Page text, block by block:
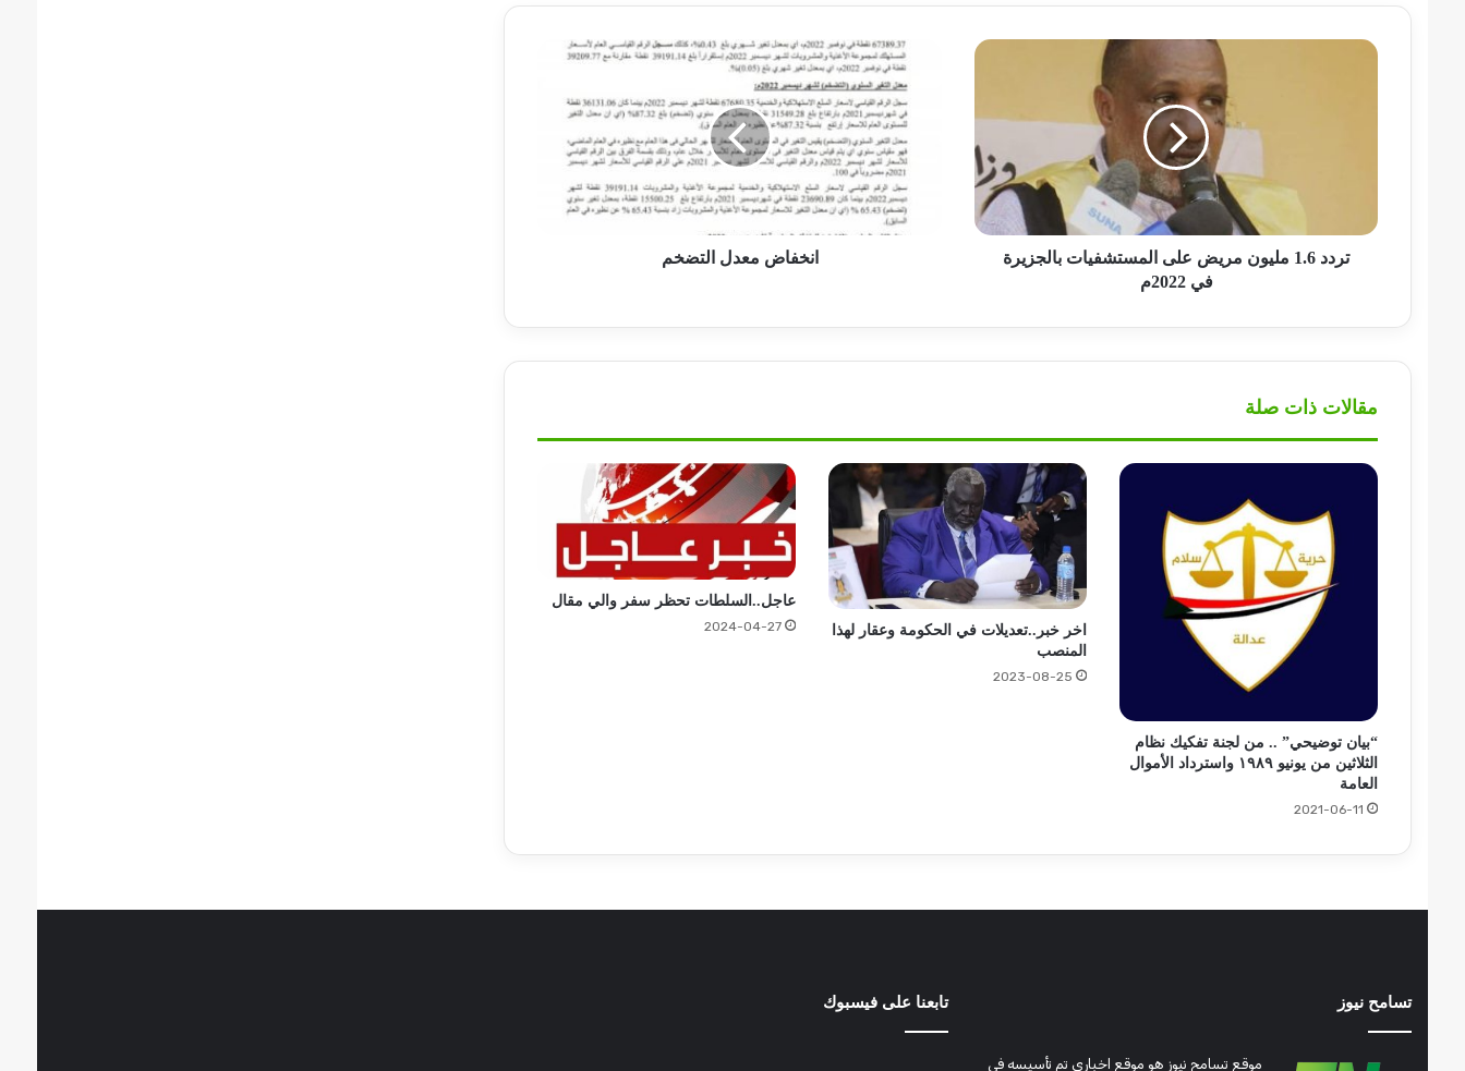
توسّع جسور الوطن وتكتب فصلاً جديداً في
خدمة السودانيين
كاكا يضيق الخناق على المعارضة بسبب
السودان !!
ياخبر.. حميدتي يدير اجتماعاته من (البدروم) ..
ما القصة!!
الكشف عن تفاهمات بين البرهان وقوى سياسية
حول حوار شامل بالسودان
وزير الدولة بالمالية يطلق بشريات !!
إعمار السودان
تردد
2022م
تردد 1.6 مليون مريض على المستشفيات بالجزيرة
في 2022م
انخفاض
التضخم
انخفاض معدل التضخم
مقالات ذات صلة
“بيان توضيحي” .. من لجنة تفكيك نظام
الثلاثين من يونيو ١٩٨٩ واسترداد الأموال
العامة
2021-06-11
اخر خبر..تعديلات في الحكومة وعقار لهذا
المنصب
2023-08-25
عاجل..السلطات تحظر سفر والي مقال
2024-04-27
تسامح نيوز
موقع تسامح نيوز هو موقع اخباري تم تأسيسه في
تابعنا على فيسبوك